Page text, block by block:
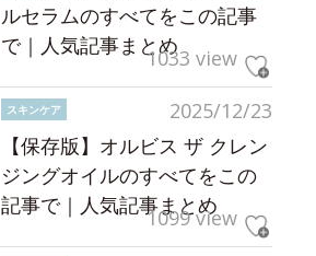
ルセラムのすべてをこの記事
で｜人気記事まとめ1033 view
2025/12/23
スキンケア
【保存版】オルビス ザ クレン
ジングオイルのすべてをこの
記事で｜人気記事まとめ
1099 view